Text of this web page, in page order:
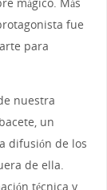
fue
para
nuestra
un
difusión de los
de ella.
técnica y